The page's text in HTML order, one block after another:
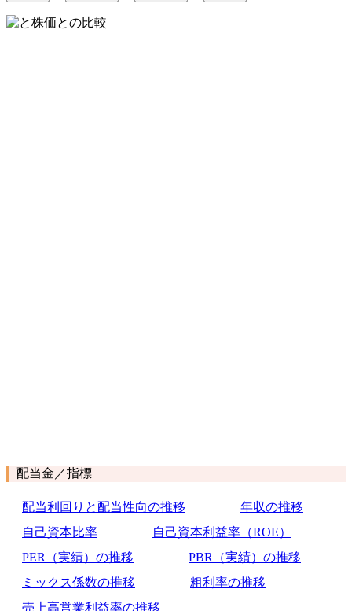
配当金／指標
配当利回りと配当性向の推移
年収の推移
自己資本比率
自己資本利益率（ROE）
PER（実績）の推移
PBR（実績）の推移
ミックス係数の推移
粗利率の推移
売上高営業利益率の推移